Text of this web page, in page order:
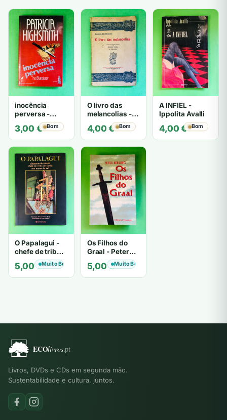
inocência
perversa -
PATRICIA
HIGHSMITH
3,00 € Bom
O livro das
melancolias -
Mantegazza
4,00€ Bom
A INFIEL -
Ippolita Avalli
4,00€ Bom
O Papalagui -
chefe de tribo
de tiavéa
5,00€Muito Bom
Os Filhos do
Graal - Peter
Berling
5,00€Muito Bom
Livros, DVDs e CDs em segunda mão.
Sustentabilidade e cultura, juntos.